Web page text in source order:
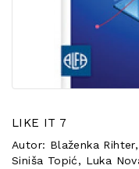
LIKE IT 7
Autor: Blaženka
Siniša Topić, Luka